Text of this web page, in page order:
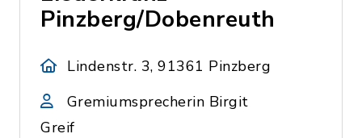
Pinzberg/Dobenreuth
Lindenstr. 3, 91361 Pinzberg
Gremiumsprecherin Birgit
Greif